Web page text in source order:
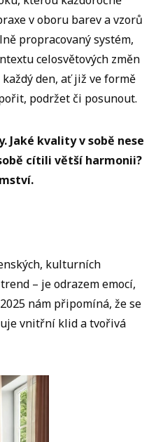
v oboru barev a vzorů
propracovaný systém,
celosvětových změn
den, ať již ve formě
podržet či posunout.
Jaké kvality v sobě nese
cítili větší harmonii?
kulturních
– je odrazem emocí,
nám připomíná, že se
vnitřní klid a tvořivá